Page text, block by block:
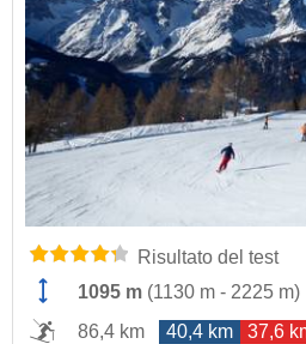
Risultato del test
1095 m (1130 m - 2225 m)
86,4 km
40,4 km 37,6